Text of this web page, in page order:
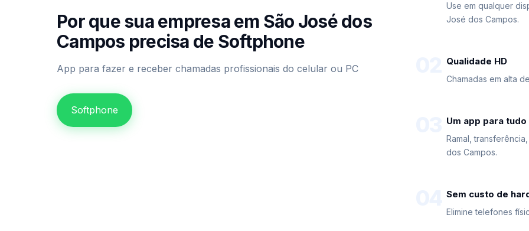
Por que sua empresa em São José dos
Campos precisa de Softphone
App para fazer e receber chamadas profissionais do celular ou PC
Softphone
Use em qualquer
José dos Campos.
Qualidade HD
Chamadas em alta
Um app para tudo
Ramal,
dos Campos.
Sem custo de
Elimine telefones